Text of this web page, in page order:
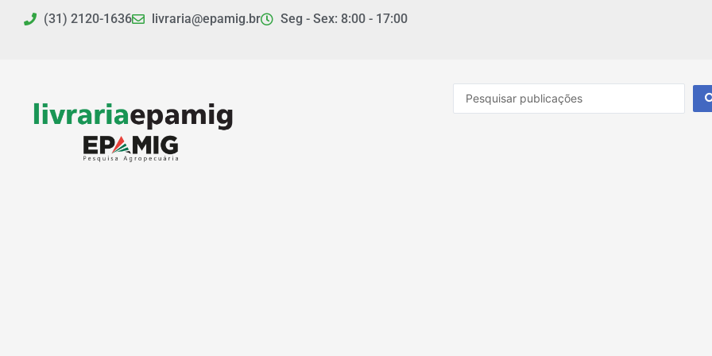
(31) 2120-1636 livraria@epamig.br Seg - Sex: 8:00 - 17:00
Pesquisar
...